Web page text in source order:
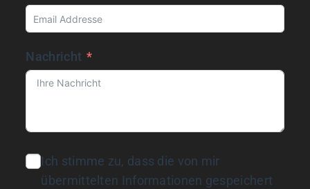
Nachricht
Ich stimme zu, dass die von mir
übermittelten Informationen gespeichert